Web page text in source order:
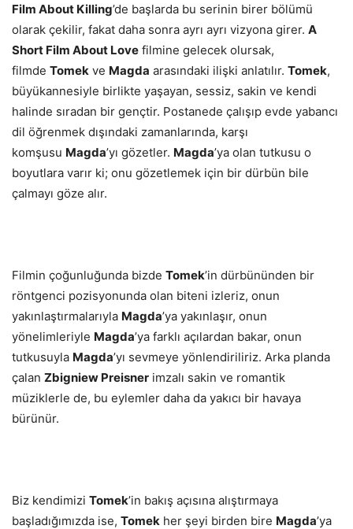
Film About Killing’de başlarda bu serinin birer bölümü
olarak çekilir, fakat daha sonra ayrı ayrı vizyona girer. A
Short Film About Love filmine gelecek olursak,
filmde Tomek ve Magda arasındaki ilişki anlatılır. Tomek,
büyükannesiyle birlikte yaşayan, sessiz, sakin ve kendi
halinde sıradan bir gençtir. Postanede çalışıp evde yabancı
dil öğrenmek dışındaki zamanlarında, karşı
komşusu Magda’yı gözetler. Magda’ya olan tutkusu o
boyutlara varır ki; onu gözetlemek için bir dürbün bile
çalmayı göze alır.
Filmin çoğunluğunda bizde Tomek’in dürbününden bir
röntgenci pozisyonunda olan biteni izleriz, onun
yakınlaştırmalarıyla Magda’ya yakınlaşır, onun
yönelimleriyle Magda’ya farklı açılardan bakar, onun
tutkusuyla Magda’yı sevmeye yönlendiriliriz. Arka planda
çalan Zbigniew Preisner imzalı sakin ve romantik
müziklerle de, bu eylemler daha da yakıcı bir havaya
bürünür.
Biz kendimizi Tomek’in bakış açısına alıştırmaya
başladığımızda ise, Tomek her şeyi birden bire Magda’ya